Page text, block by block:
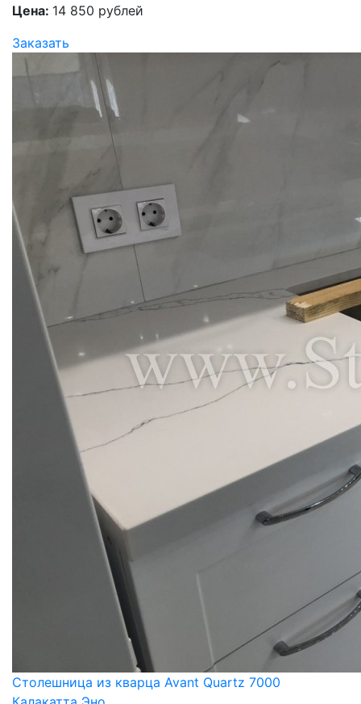
Цена: 14 850 рублей
Заказать
Столешница из кварца Avant Quartz 7000